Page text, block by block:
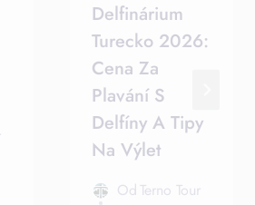
Delfinárium
Turecko 2026:
Cena Za
Plavání S
Delfíny A Tipy
Na Výlet
Od Terno Tour